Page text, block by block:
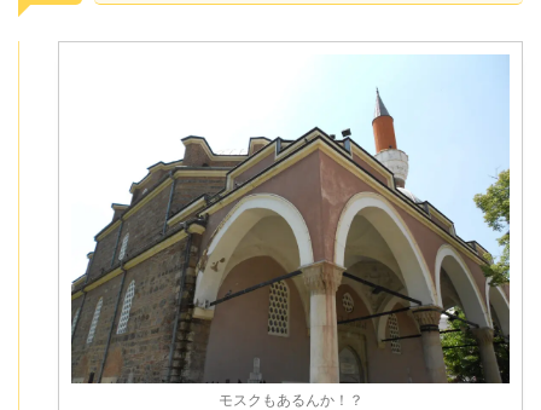
モスクもあるんか！？